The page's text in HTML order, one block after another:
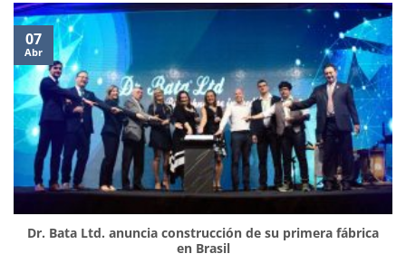
Dr. Bata Ltd. anuncia construcción de su primera fábrica
en Brasil
07
Abr